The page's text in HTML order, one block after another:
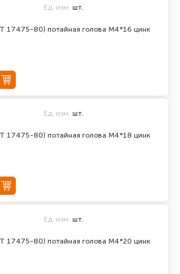
17475-80) потайная голова М4*16 цинк
Ед. изм. шт.
17475-80) потайная голова М4*18 цинк
Ед. изм. шт.
17475-80) потайная голова М4*20 цинк
Ед. изм. шт.